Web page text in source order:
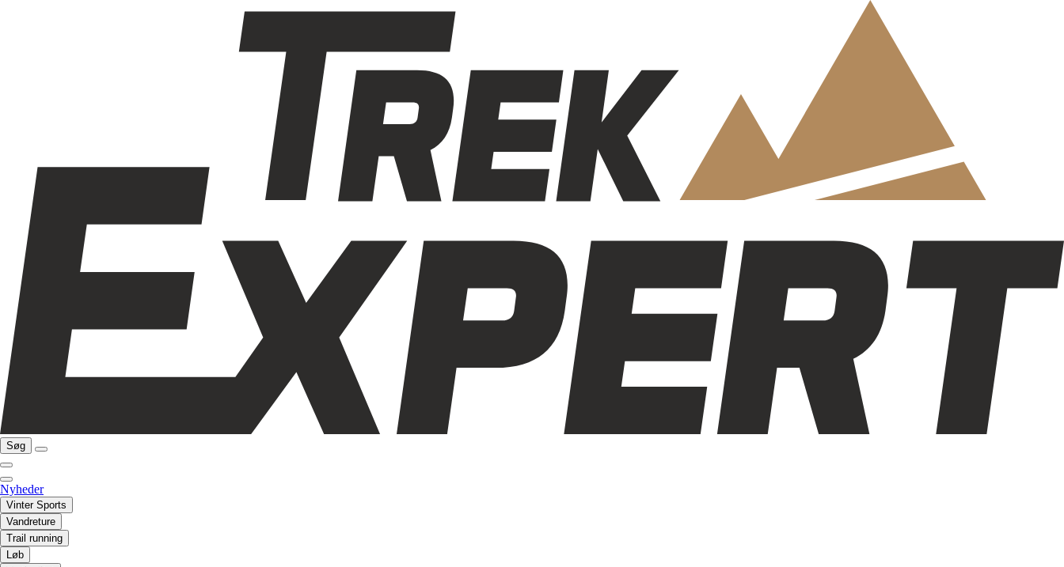
Søg
Nyheder
Vinter Sports
Vandreture
Trail running
Løb